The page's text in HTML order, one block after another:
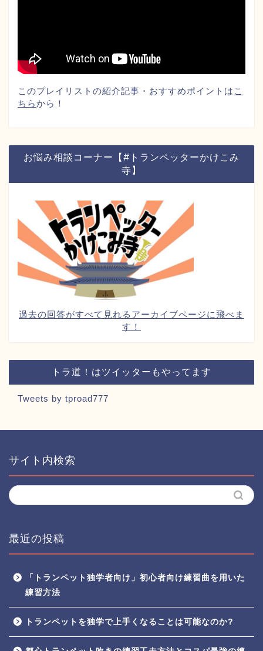
このプレイリストの紹介記事・おすすめポイントは こ
ちらから！
お悩み相談コーナー【#トランペッターかけこみ
寺】
過去の回答がすべて見れるアーカイブページに飛べま
す！
トラ道！はツイッターもやってます
Tweets by tproad777
サイト内検索
最近の投稿
「トランペット独学者向け」初心者向け練習曲を用いた
練習方法
トランペットを独学で上手くなることは可能なのか?